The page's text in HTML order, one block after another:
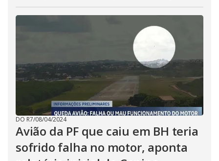
DO R7/08/04/2024
Avião da PF que caiu em BH teria
sofrido falha no motor, aponta